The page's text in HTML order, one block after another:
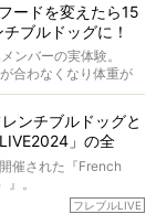
仏したことを知る方
い、むしろ心がスッ
」。
専門僧侶という道を
合うべきなのか。
ードを変えたら15
ブルドッグに！
ンバーの実体験。
合わなくなり体重が
のせいですね…」と言
き、我が家に届いたの
品でした。
べつづけて二年、愛
をしています。
み隠さず、時系列で
ンチブルドッグと
」の全
催された『French
。
ッグと7,000人のフレ
フレブルLIVE